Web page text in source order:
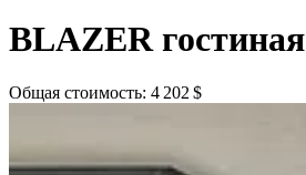
BLAZER гостиная
Общая стоимость: 4 202 $